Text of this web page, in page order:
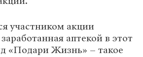
участником акции
аптекой в этот
«Подари Жизнь» – такое